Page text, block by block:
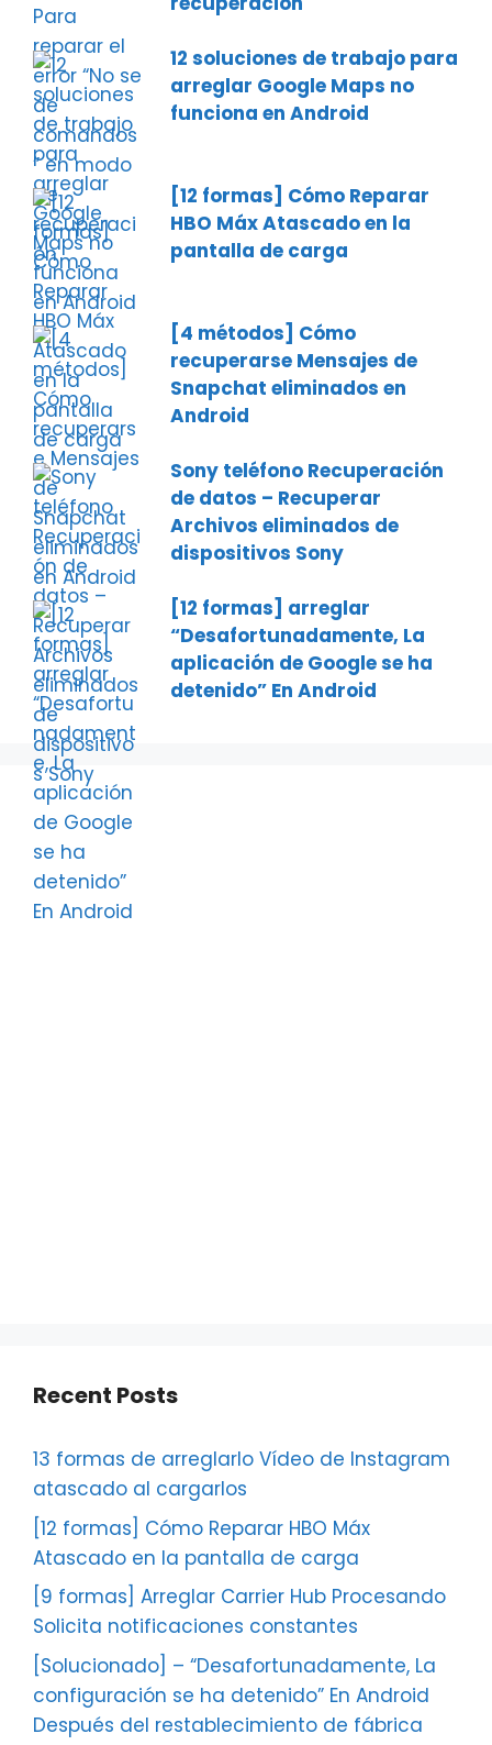
12 soluciones de trabajo para
arreglar Google Maps no
funciona en Android
[12 formas] Cómo Reparar
HBO Máx Atascado en la
pantalla de carga
[4 métodos] Cómo
recuperarse Mensajes de
Snapchat eliminados en
Android
Sony teléfono Recuperación
de datos – Recuperar
Archivos eliminados de
dispositivos Sony
[12 formas] arreglar
“Desafortunadamente, La
aplicación de Google se ha
detenido” En Android
Recent Posts
13 formas de arreglarlo Vídeo de Instagram
atascado al cargarlos
[12 formas] Cómo Reparar HBO Máx
Atascado en la pantalla de carga
[9 formas] Arreglar Carrier Hub Procesando
Solicita notificaciones constantes
[Solucionado] – “Desafortunadamente, La
configuración se ha detenido” En Android
Después del restablecimiento de fábrica